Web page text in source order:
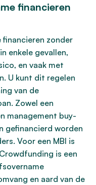
financieren
financieren zonder
enkele gevallen,
en vaak met
U kunt dit regelen
van de
Zowel een
management buy-
gefinancierd worden
Voor een MBI is
is een
en aard van de